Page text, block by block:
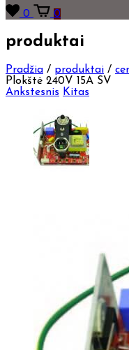
0 0
produktai
Pradžia / produktai /
Plokštė 240V 15A SV
Ankstesnis Kitas